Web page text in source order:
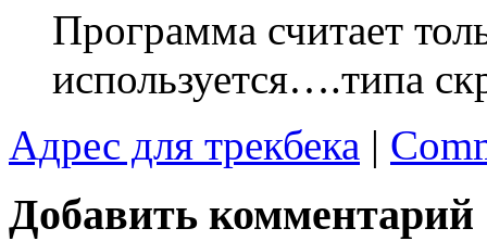
Программа считает
используется….типа
Адрес для трекбека |
Добавить комментарий